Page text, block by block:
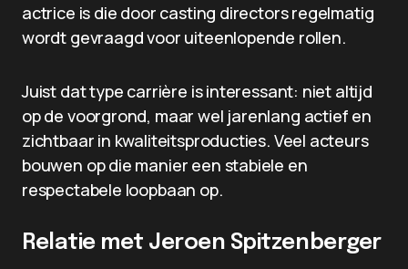
actrice is die door casting directors regelmatig
wordt gevraagd voor uiteenlopende rollen.
Juist dat type carrière is interessant: niet altijd
op de voorgrond, maar wel jarenlang actief en
zichtbaar in kwaliteitsproducties. Veel acteurs
bouwen op die manier een stabiele en
respectabele loopbaan op.
Relatie met Jeroen Spitzenberger